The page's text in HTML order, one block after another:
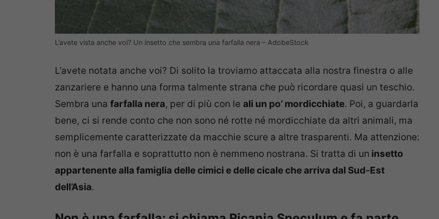
L’avete vista anche voi? Un insetto che sembra una farfalla nera – AdobeStock
L’avete notata anche voi? Di solito la troviamo attaccata alla nostra finestra o alle
zanzariere e hanno una forma talmente strana che può ricordare quasi un teschio.
Sembra una farfalla nera, per di più con le ali un po’ mordicchiate. Poi, a guardarla
bene, ci si rende conto che non sono né rotte né mordicchiate da altri animali, ma
semplicemente caratterizzate da macchie scure a altre trasparenti. Ma attenzione:
non è una farfalla e soprattutto non è nemmeno nostrana. Si tratta di un insetto
appartenente alla famiglia delle cimici e delle cicale che arriva dal Sud-Est
dell’Asia.